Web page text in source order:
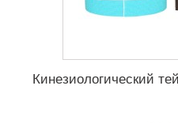
Кинезиологический